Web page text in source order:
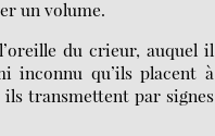
un volume.
du crieur, auquel il
inconnu qu’ils placent à
ils transmettent par signes